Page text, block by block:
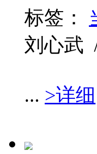
标签：
刘心武
... >详细